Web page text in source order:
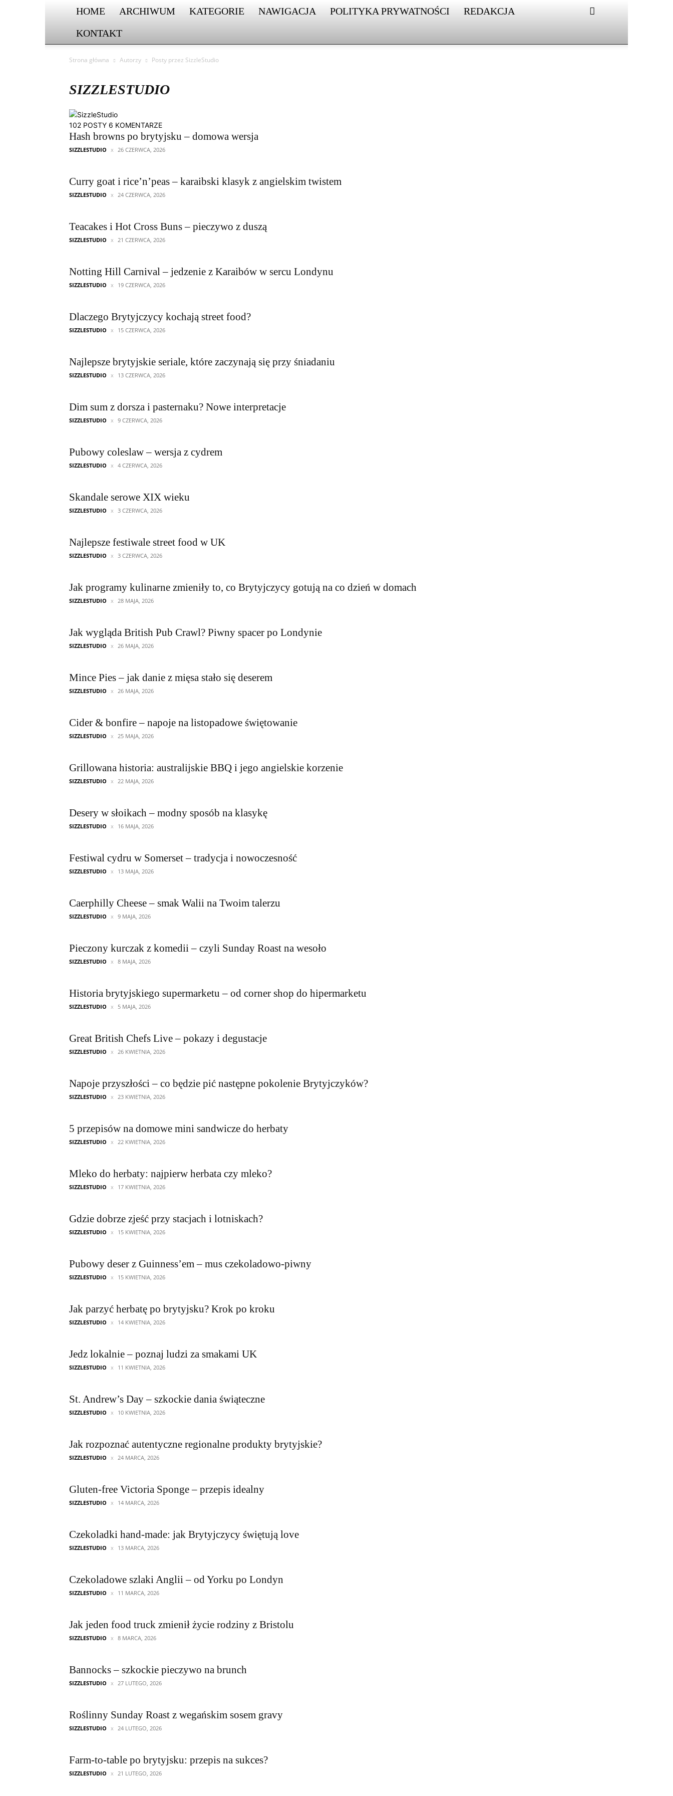
HOME ARCHIWUM KATEGORIE NAWIGACJA POLITYKA PRYWATNOŚCI
REDAKCJA
KONTAKT
Strona główna Autorzy Posty przez SizzleStudio
SIZZLESTUDIO
102 POSTY 6 KOMENTARZE
Hash browns po brytyjsku – domowa wersja
SIZZLESTUDIO 26 CZERWCA, 2026
Curry goat i rice’n’peas – karaibski klasyk z angielskim twistem
SIZZLESTUDIO 24 CZERWCA, 2026
Teacakes i Hot Cross Buns – pieczywo z duszą
SIZZLESTUDIO 21 CZERWCA, 2026
Notting Hill Carnival – jedzenie z Karaibów w sercu Londynu
SIZZLESTUDIO 19 CZERWCA, 2026
Dlaczego Brytyjczycy kochają street food?
SIZZLESTUDIO 15 CZERWCA, 2026
Najlepsze brytyjskie seriale, które zaczynają się przy śniadaniu
SIZZLESTUDIO 13 CZERWCA, 2026
Dim sum z dorsza i pasternaku? Nowe interpretacje
SIZZLESTUDIO 9 CZERWCA, 2026
Pubowy coleslaw – wersja z cydrem
SIZZLESTUDIO 4 CZERWCA, 2026
Skandale serowe XIX wieku
SIZZLESTUDIO 3 CZERWCA, 2026
Najlepsze festiwale street food w UK
SIZZLESTUDIO 3 CZERWCA, 2026
Jak programy kulinarne zmieniły to, co Brytyjczycy gotują na co dzień w domach
SIZZLESTUDIO 28 MAJA, 2026
Jak wygląda British Pub Crawl? Piwny spacer po Londynie
SIZZLESTUDIO 26 MAJA, 2026
Mince Pies – jak danie z mięsa stało się deserem
SIZZLESTUDIO 26 MAJA, 2026
Cider & bonfire – napoje na listopadowe świętowanie
SIZZLESTUDIO 25 MAJA, 2026
Grillowana historia: australijskie BBQ i jego angielskie korzenie
SIZZLESTUDIO 22 MAJA, 2026
Desery w słoikach – modny sposób na klasykę
SIZZLESTUDIO 16 MAJA, 2026
Festiwal cydru w Somerset – tradycja i nowoczesność
SIZZLESTUDIO 13 MAJA, 2026
Caerphilly Cheese – smak Walii na Twoim talerzu
SIZZLESTUDIO 9 MAJA, 2026
Pieczony kurczak z komedii – czyli Sunday Roast na wesoło
SIZZLESTUDIO 8 MAJA, 2026
Historia brytyjskiego supermarketu – od corner shop do hipermarketu
SIZZLESTUDIO 5 MAJA, 2026
Great British Chefs Live – pokazy i degustacje
SIZZLESTUDIO 26 KWIETNIA, 2026
Napoje przyszłości – co będzie pić następne pokolenie Brytyjczyków?
SIZZLESTUDIO 23 KWIETNIA, 2026
5 przepisów na domowe mini sandwicze do herbaty
SIZZLESTUDIO 22 KWIETNIA, 2026
Mleko do herbaty: najpierw herbata czy mleko?
SIZZLESTUDIO 17 KWIETNIA, 2026
Gdzie dobrze zjeść przy stacjach i lotniskach?
SIZZLESTUDIO 15 KWIETNIA, 2026
Pubowy deser z Guinness’em – mus czekoladowo-piwny
SIZZLESTUDIO 15 KWIETNIA, 2026
Jak parzyć herbatę po brytyjsku? Krok po kroku
SIZZLESTUDIO 14 KWIETNIA, 2026
Jedz lokalnie – poznaj ludzi za smakami UK
SIZZLESTUDIO 11 KWIETNIA, 2026
St. Andrew’s Day – szkockie dania świąteczne
SIZZLESTUDIO 10 KWIETNIA, 2026
Jak rozpoznać autentyczne regionalne produkty brytyjskie?
SIZZLESTUDIO 24 MARCA, 2026
Gluten-free Victoria Sponge – przepis idealny
SIZZLESTUDIO 14 MARCA, 2026
Czekoladki hand-made: jak Brytyjczycy świętują love
SIZZLESTUDIO 13 MARCA, 2026
Czekoladowe szlaki Anglii – od Yorku po Londyn
SIZZLESTUDIO 11 MARCA, 2026
Jak jeden food truck zmienił życie rodziny z Bristolu
SIZZLESTUDIO 8 MARCA, 2026
Bannocks – szkockie pieczywo na brunch
SIZZLESTUDIO 27 LUTEGO, 2026
Roślinny Sunday Roast z wegańskim sosem gravy
SIZZLESTUDIO 24 LUTEGO, 2026
Farm-to-table po brytyjsku: przepis na sukces?
SIZZLESTUDIO 21 LUTEGO, 2026